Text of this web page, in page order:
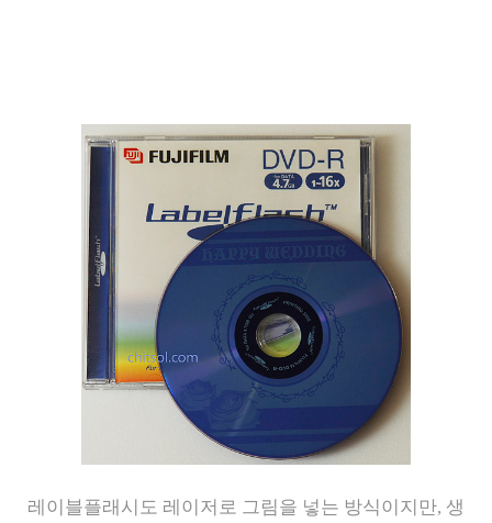
레이블플래시도 레이저로 그림을 넣는 방식이지만, 생